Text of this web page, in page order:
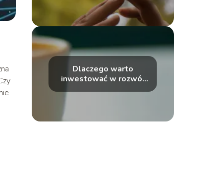
Dlaczego warto
inwestować w rozwój